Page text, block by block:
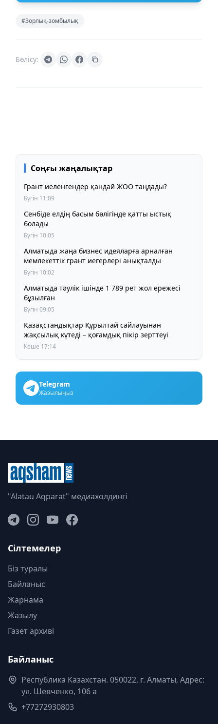
#Зорлық-зомбылық
Бөлісу:
Соңғы жаңалықтар
Грант иеленгендер қандай ЖОО таңдады?
Бүгін 11:09
Сенбіде елдің басым бөлігінде қатты ыстық
болады
Бүгін 10:05
Алматыда жаңа бизнес идеяларға арналған
мемлекеттік грант иегерлері анықталды
Бүгін 10:02
Алматыда тәулік ішінде 1 789 рет жол ережесі
бұзылған
Бүгін 09:05
Қазақстандықтар Құрылтай сайлауынан
жақсылық күтеді – қоғамдық пікір зерттеуі
Кеше 17:14
Telegram
Жазылыңыз
"Alatau Aqparat" медиахолдингі
Сілтемелер
Біз туралы
Байланыс
Жарнама
Жазылу
Газет архиві
Байланыс
Республика Казахстан. 050022, г. Алматы, Адрес:
ул. Шевченко, 106 а
+77272930803